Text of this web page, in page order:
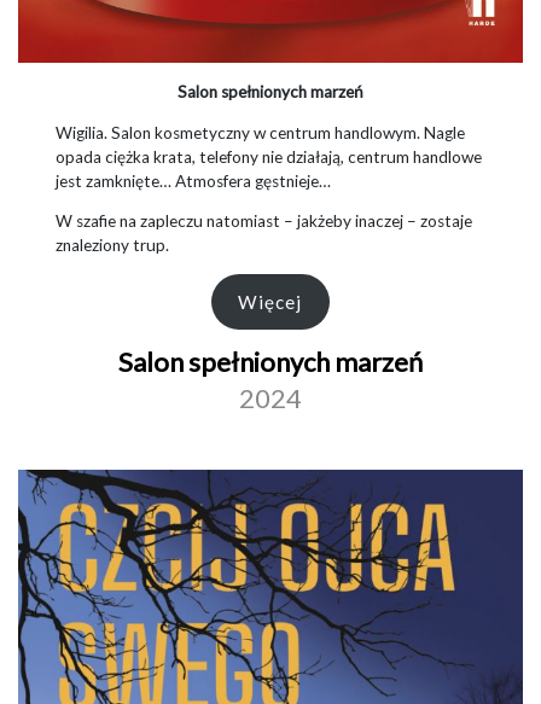
Salon spełnionych marzeń
Wigilia. Salon kosmetyczny w centrum handlowym. Nagle
opada ciężka krata, telefony nie działają, centrum handlowe
jest zamknięte… Atmosfera gęstnieje…
W szafie na zapleczu natomiast – jakżeby inaczej – zostaje
znaleziony trup.
Więcej
Salon spełnionych marzeń
2024